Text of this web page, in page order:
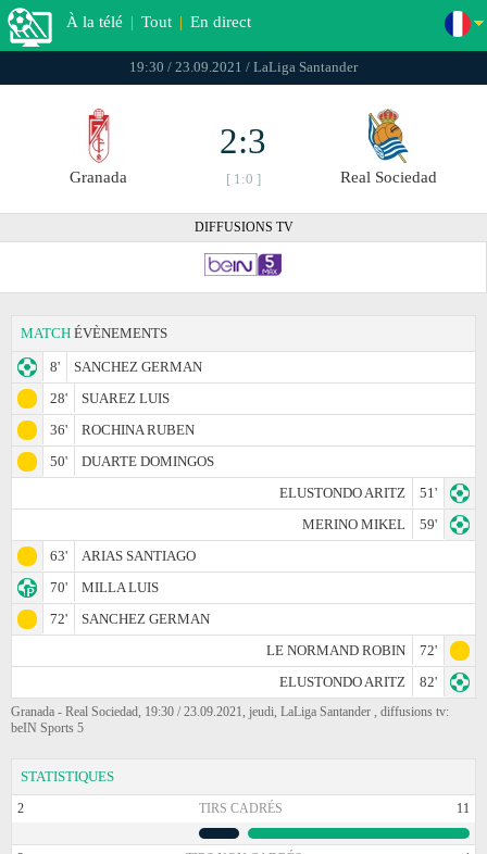
À la télé | Tout | En direct
19:30 / 23.09.2021 / LaLiga Santander
Granada
2:3
[ 1:0 ] Real Sociedad
DIFFUSIONS TV
MATCH ÉVÈNEMENTS
8'
SANCHEZ GERMAN
28'
SUAREZ LUIS
36'
ROCHINA RUBEN
50'
DUARTE DOMINGOS
ELUSTONDO ARITZ
51'
MERINO MIKEL
59'
63'
ARIAS SANTIAGO
70'
MILLA LUIS
72'
SANCHEZ GERMAN
LE NORMAND ROBIN
72'
ELUSTONDO ARITZ
82'
Granada - Real Sociedad, 19:30 / 23.09.2021, jeudi, LaLiga Santander , diffusions tv:
beIN Sports 5
STATISTIQUES
2 TIRS CADRÉS 11